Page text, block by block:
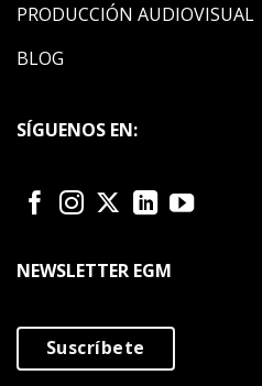
PRODUCCIÓN AUDIOVISUAL
BLOG
SÍGUENOS EN:
NEWSLETTER EGM
Suscríbete